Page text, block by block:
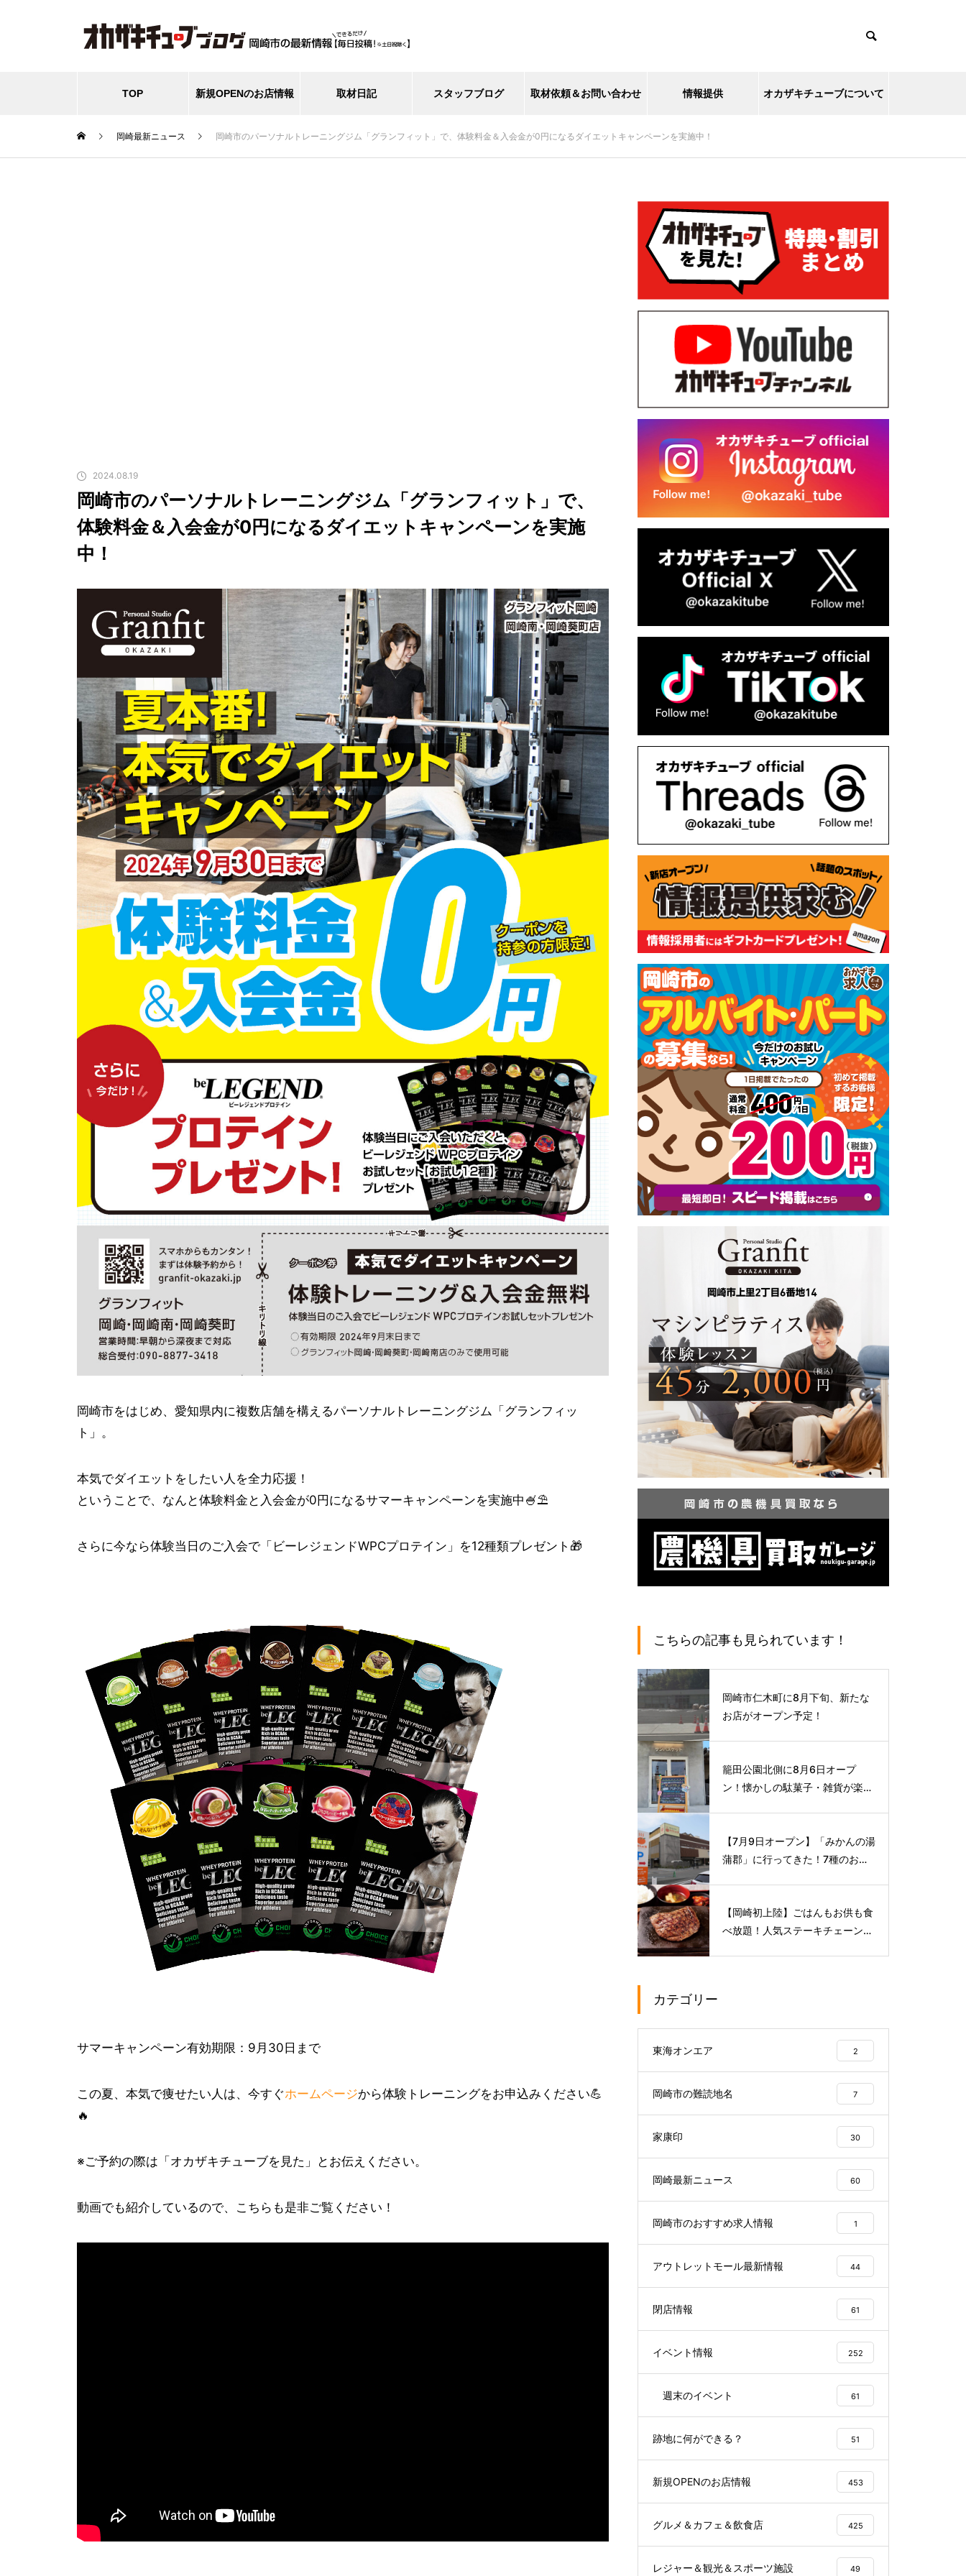
TOP 新規OPENのお店情報 取材日記 スタッフブログ 取材依頼＆お問い合わせ 情報提供 オカザキチューブについて
岡崎最新ニュース 岡崎市のパーソナルトレーニングジム「グランフィット」で、体験料金＆入会金が0円になるダイエットキャンペーンを実施中！
2024.08.19
岡崎市のパーソナルトレーニングジム「グランフィット」で、
体験料金＆入会金が0円になるダイエットキャンペーンを実施
中！
岡崎市をはじめ、愛知県内に複数店舗を構えるパーソナルトレーニングジム「グランフィッ
ト」。
本気でダイエットをしたい人を全力応援！
ということで、なんと体験料金と入会金が0円になるサマーキャンペーンを実施中🍧⛱
さらに今なら体験当日のご入会で「ビーレジェンドWPCプロテイン」を12種類プレゼント🎁
サマーキャンペーン有効期限：9月30日まで
この夏、本気で痩せたい人は、今すぐホームページから体験トレーニングをお申込みください💪
🔥
※ご予約の際は「オカザキチューブを見た」とお伝えください。
動画でも紹介しているので、こちらも是非ご覧ください！
こちらの記事も見られています！
岡崎市仁木町に8月下旬、新たな
お店がオープン予定！
籠田公園北側に8月6日オープ
ン！懐かしの駄菓子・雑貨が楽し
【7月9日オープン】「みかんの湯
蒲郡」に行ってきた！7種のお風
【岡崎初上陸】ごはんもお供も食
べ放題！人気ステーキチェーン
カテゴリー
東海オンエア 2
岡崎市の難読地名 7
家康印 30
岡崎最新ニュース 60
岡崎市のおすすめ求人情報 1
アウトレットモール最新情報 44
閉店情報 61
イベント情報 252
週末のイベント 61
跡地に何ができる？ 51
新規OPENのお店情報 453
グルメ＆カフェ＆飲食店 425
レジャー＆観光＆スポーツ施設 49